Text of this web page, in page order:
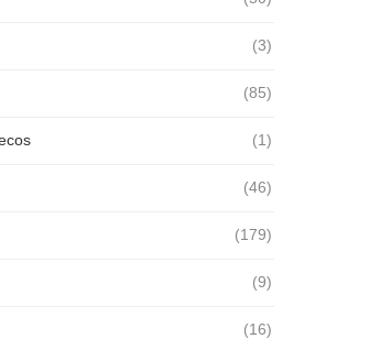
(3)
(85)
(1)
(46)
(179)
(9)
(16)